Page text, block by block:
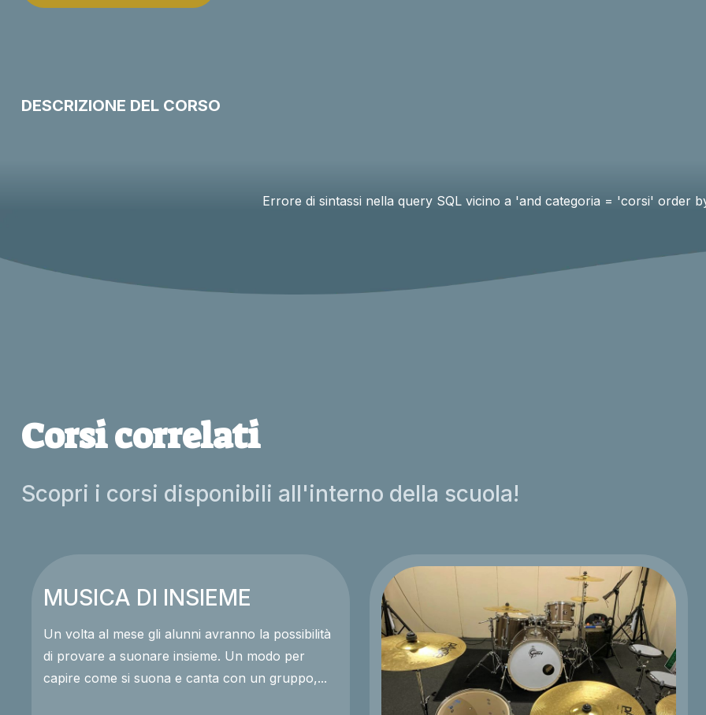
DESCRIZIONE DEL CORSO
Errore di sintassi nella query SQL vicino a 'and categoria = 'corsi' order
Corsi correlati
Scopri i corsi disponibili all'interno della scuola!
MUSICA DI INSIEME
Un volta al mese gli alunni avranno la possibilità
di provare a suonare insieme. Un modo per
capire come si suona e canta con un gruppo,...